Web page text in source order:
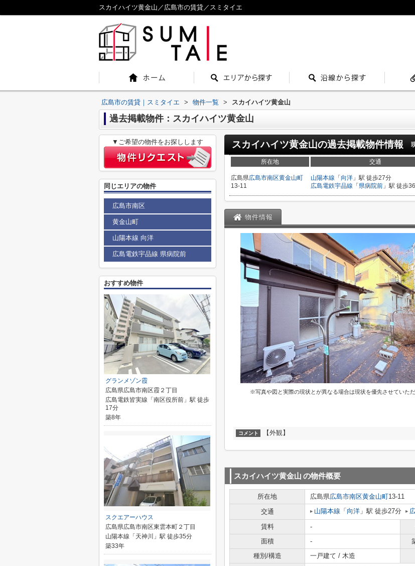
スカイハイツ黄金山／広島市の賃貸／スミタイエ
広島市の賃貸｜スミタイエ > 物件一覧 > スカイハイツ黄金山
過去掲載物件：スカイハイツ黄金山
スカイハイツ黄金山の過去掲載物件情報
所在地 交通
広島県広島市南区黄金山町
13-11
山陽本線 「 向洋 」駅 徒歩27分
広島電鉄宇品線 「 県病院前 」駅 徒歩
物件情報
※写真や図と実際の現状とが異なる場合は現状を優先させていた
コメント 【外観】
スカイハイツ黄金山 の物件概要
所在地 広島県広島市南区黄金山町13-11
交通
山陽本線 「 向洋 」駅 徒歩27分
賃料 -
面積
-
種別/構造
一戸建て / 木造
▼ご希望の物件をお探しします
同じエリアの物件
広島市南区
黄金山町
山陽本線 向洋
広島電鉄宇品線 県病院前
おすすめ物件
グランメゾン霞
広島県広島市南区霞２丁目
広島電鉄皆実線「南区役所前」駅 徒歩
17分
築8年
スクエアーハウス
広島県広島市南区東雲本町２丁目
山陽本線「天神川」駅 徒歩35分
築33年